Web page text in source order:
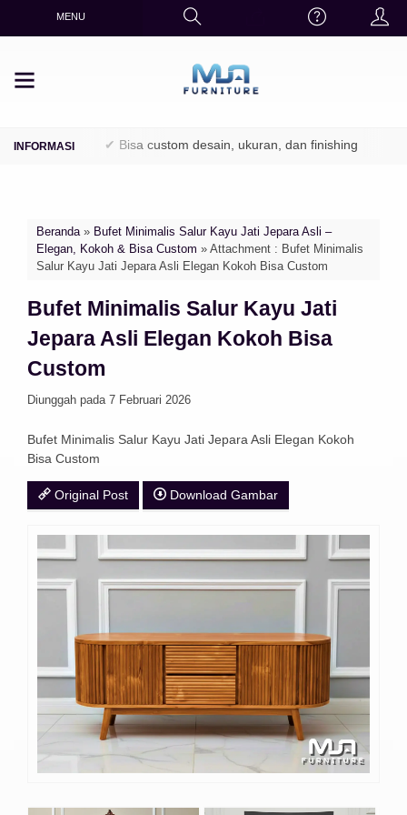
MENU
Perhutani) ✔ Bisa custom desain, ukuran, dan finishing
Beranda» Bufet Minimalis Salur Kayu Jati Jepara Asli –
Elegan, Kokoh & Bisa Custom » Attachment : Bufet Minimalis
Salur Kayu Jati Jepara Asli Elegan Kokoh Bisa Custom
Bufet Minimalis Salur Kayu Jati
Jepara Asli Elegan Kokoh Bisa
Custom
Diunggah pada 7 Februari 2026
Bufet Minimalis Salur Kayu Jati Jepara Asli Elegan Kokoh
Bisa Custom
Original Post Download Gambar